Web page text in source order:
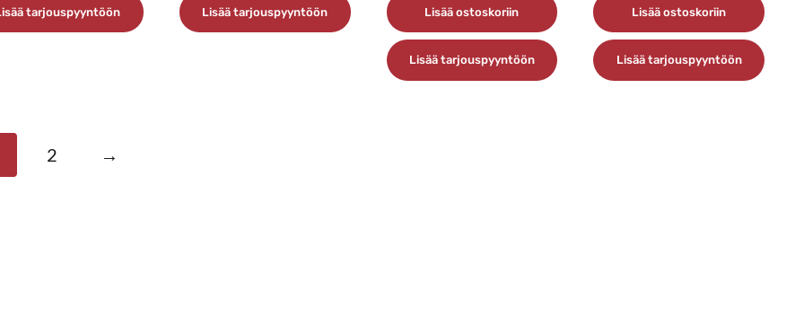
tarjouspyyntöön Lisää tarjouspyyntöön Lisää ostoskoriin
Lisää tarjouspyyntöön
Lisää ostoskoriin
Lisää tarjouspyyntöön
2 →